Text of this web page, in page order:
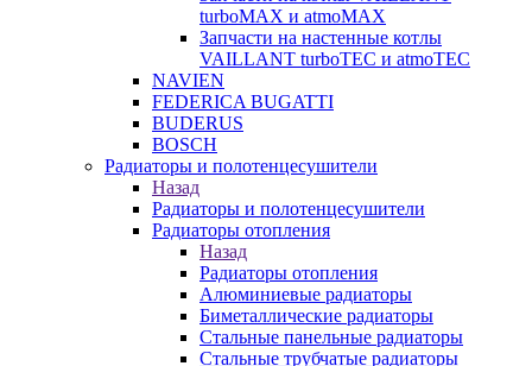
turboMAX и atmoMAX
Запчасти на настенные котлы
VAILLANT turboTEC и atmoTEC
NAVIEN
FEDERICA BUGATTI
BUDERUS
BOSCH
Радиаторы и полотенцесушители
Назад
Радиаторы и полотенцесушители
Радиаторы отопления
Назад
Радиаторы отопления
Алюминиевые радиаторы
Биметаллические радиаторы
Стальные панельные радиаторы
Стальные трубчатые радиаторы